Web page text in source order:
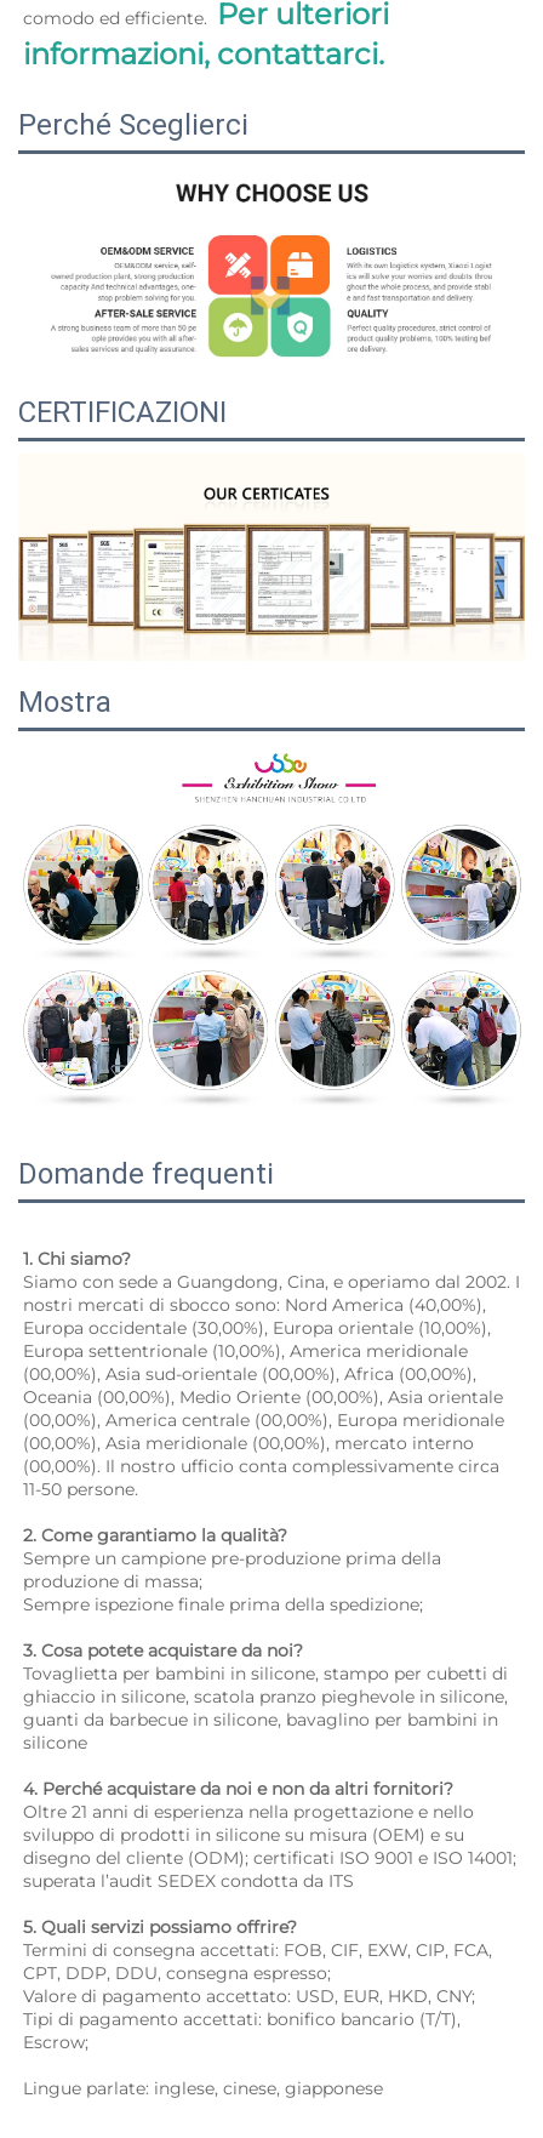
comodo ed efficiente.
Per ulteriori
informazioni, contattarci.
Perché Sceglierci
CERTIFICAZIONI
Mostra
Domande frequenti
1. Chi siamo?
Siamo con sede a Guangdong, Cina, e operiamo dal 2002. I
nostri mercati di sbocco sono: Nord America (40,00%),
Europa occidentale (30,00%), Europa orientale (10,00%),
Europa settentrionale (10,00%), America meridionale
(00,00%), Asia sud-orientale (00,00%), Africa (00,00%),
Oceania (00,00%), Medio Oriente (00,00%), Asia orientale
(00,00%), America centrale (00,00%), Europa meridionale
(00,00%), Asia meridionale (00,00%), mercato interno
(00,00%). Il nostro ufficio conta complessivamente circa
11-50 persone.
2. Come garantiamo la qualità?
Sempre un campione pre-produzione prima della
produzione di massa;
Sempre ispezione finale prima della spedizione;
3. Cosa potete acquistare da noi?
Tovaglietta per bambini in silicone, stampo per cubetti di
ghiaccio in silicone, scatola pranzo pieghevole in silicone,
guanti da barbecue in silicone, bavaglino per bambini in
silicone
4. Perché acquistare da noi e non da altri fornitori?
Oltre 21 anni di esperienza nella progettazione e nello
sviluppo di prodotti in silicone su misura (OEM) e su
disegno del cliente (ODM); certificati ISO 9001 e ISO 14001;
superata l’audit SEDEX condotta da ITS
5. Quali servizi possiamo offrire?
Termini di consegna accettati: FOB, CIF, EXW, CIP, FCA,
CPT, DDP, DDU, consegna espresso;
Valore di pagamento accettato: USD, EUR, HKD, CNY;
Tipi di pagamento accettati: bonifico bancario (T/T),
Escrow;
Lingue parlate: inglese, cinese, giapponese